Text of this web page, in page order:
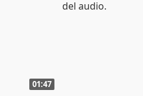
01:47